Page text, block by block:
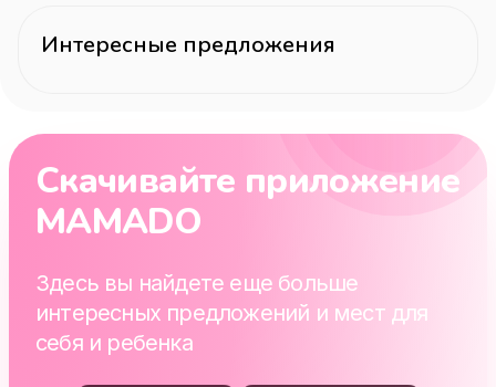
Интересные предложения
Скачивайте приложение
MAMADO
Здесь вы найдете еще больше
интересных предложений и мест для
себя и ребенка